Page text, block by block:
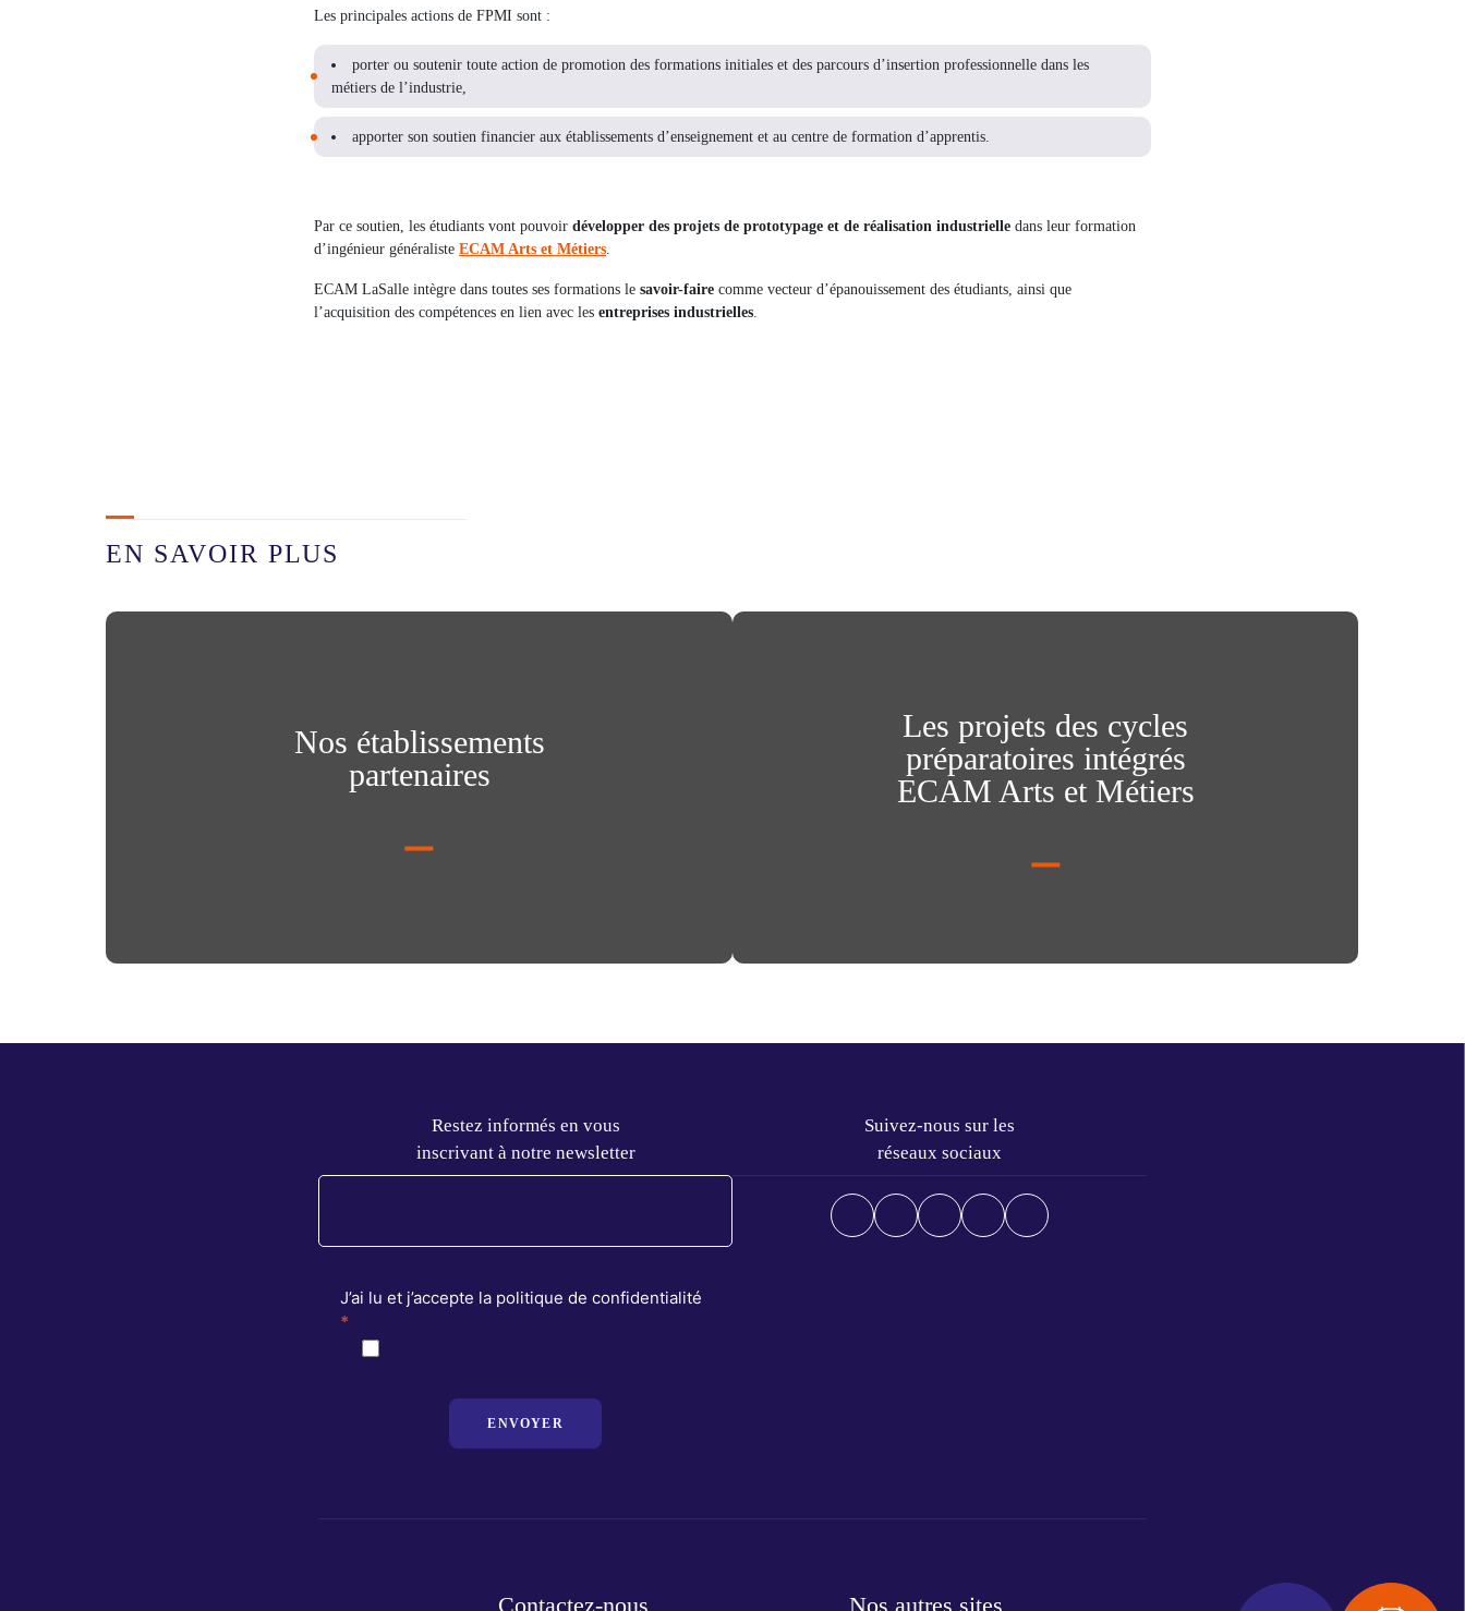
Les principales actions de FPMI sont :
porter ou soutenir toute action de promotion des formations initiales et des parcours d’insertion professionnelle dans les
métiers de l’industrie,
apporter son soutien financier aux établissements d’enseignement et au centre de formation d’apprentis.
Par ce soutien, les étudiants vont pouvoir développer des projets de prototypage et de réalisation industrielle dans leur formation
d’ingénieur généraliste ECAM Arts et Métiers.
ECAM LaSalle intègre dans toutes ses formations le savoir-faire comme vecteur d’épanouissement des étudiants, ainsi que
l’acquisition des compétences en lien avec les entreprises industrielles.
EN SAVOIR PLUS
Nos établissements partenaires
Nos établissements
partenaires
Les projets des cycles préparatoires intégrés ECAM Arts et Métiers
Les projets des cycles
préparatoires intégrés
ECAM Arts et Métiers
Restez informés en vous
inscrivant à notre newsletter
J’ai lu et j’accepte la politique de confidentialité
*
ENVOYER
Suivez-nous sur les
réseaux sociaux
Contactez-nous Nos autres sites